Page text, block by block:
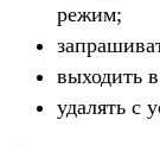
режим;
выходить
удалять с